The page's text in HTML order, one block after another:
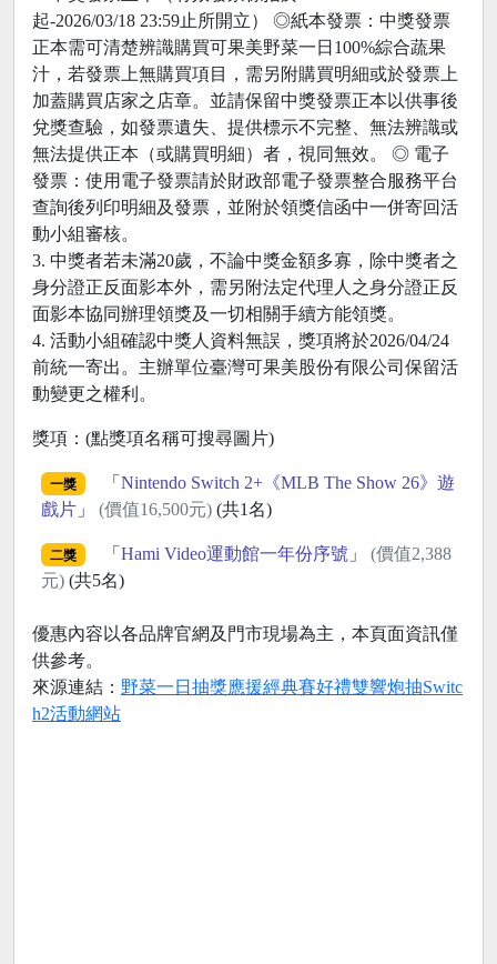
起-2026/03/18 23:59止所開立） ◎紙本發票：中獎發票
正本需可清楚辨識購買可果美野菜一日100%綜合蔬果
汁，若發票上無購買項目，需另附購買明細或於發票上
加蓋購買店家之店章。並請保留中獎發票正本以供事後
兌獎查驗，如發票遺失、提供標示不完整、無法辨識或
無法提供正本（或購買明細）者，視同無效。 ◎ 電子
發票：使用電子發票請於財政部電子發票整合服務平台
查詢後列印明細及發票，並附於領獎信函中一併寄回活
動小組審核。
3. 中獎者若未滿20歲，不論中獎金額多寡，除中獎者之
身分證正反面影本外，需另附法定代理人之身分證正反
面影本協同辦理領獎及一切相關手續方能領獎。
4. 活動小組確認中獎人資料無誤，獎項將於2026/04/24
前統一寄出。主辦單位臺灣可果美股份有限公司保留活
動變更之權利。
獎項：(點獎項名稱可搜尋圖片)
一獎 「 Nintendo Switch 2+《MLB The Show 26》遊
戲片 」 (價值16,500元) (共1名)
二獎 「 Hami Video運動館一年份序號 」 (價值2,388
元) (共5名)
優惠內容以各品牌官網及門市現場為主，本頁面資訊僅
供參考。
來源連結： 野菜一日抽獎應援經典賽好禮雙響炮抽Switc
h2活動網站